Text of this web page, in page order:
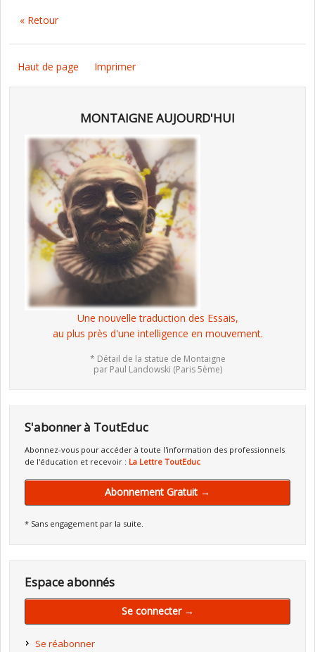
« Retour
Haut de page Imprimer
MONTAIGNE AUJOURD'HUI
Une nouvelle traduction des Essais,
au plus près d'une intelligence en mouvement.
* Détail de la statue de Montaigne
par Paul Landowski (Paris 5ème)
S'abonner à ToutEduc
Abonnez-vous pour accéder à toute l'information des professionnels
de l'éducation et recevoir : La Lettre ToutEduc
Abonnement Gratuit →
* Sans engagement par la suite.
Espace abonnés
Se connecter →
Se réabonner